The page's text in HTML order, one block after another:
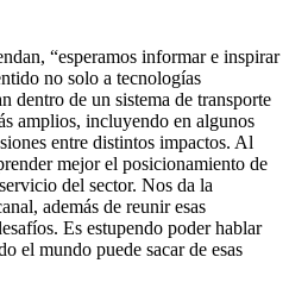
“esperamos informar e inspirar
no solo a tecnologías
dentro de un sistema de transporte
amplios, incluyendo en algunos
entre distintos impactos. Al
mejor el posicionamiento de
del sector. Nos da la
además de reunir esas
Es estupendo poder hablar
el mundo puede sacar de esas